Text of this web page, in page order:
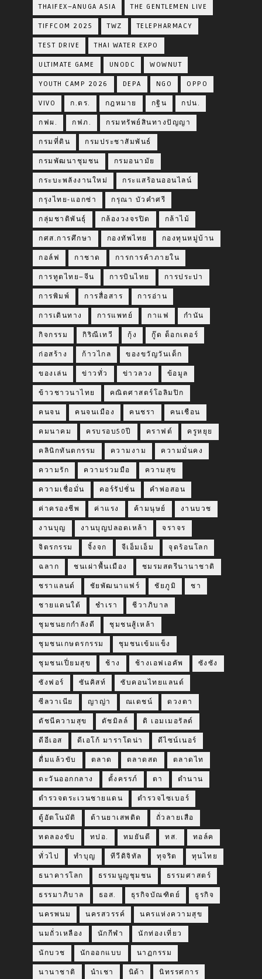
THAIFEX–ANUGA ASIA THE GENTLEMEN LIVE
TIFFCOM 2025 TWZ TELEPHARMACY
TEST DRIVE THAI WATER EXPO
ULTIMATE GAME UNODC WOWNUT
YOUTH CAMP 2026 DEPA NGO OPPO
VIVO ก.ตร. กฎหมาย กฐิน กปน.
กฟผ. กฟภ. กรมทรัพย์สินทางปัญญา
กรมที่ดิน กรมประชาสัมพันธ์
กรมพัฒนาชุมชน กรมอนามัย
กระบะพลังงานใหม่ กระแสร้อนออนไลน์
กรุงไทย-แอกซ่า กรุณา บัวคำศรี
กลุ่มชาติพันธุ์ กล้องวงจรปิด กล้าไม้
กศส.การศึกษา กองทัพไทย กองทุนหมู่บ้าน
กอล์ฟ กาชาด การการค้าภายใน
การทูตไทย–จีน การบินไทย การประปา
การพิมพ์ การสื่อสาร การอ่าน
การเดินทาง การแพทย์ กาแฟ กำนัน
กิจกรรม กิริณีเทวี กุ้ง กู๊ด ด็อกเตอร์
ก่อสร้าง ก้าวไกล ของขวัญวันเด็ก
ของเล่น ข่าวทั่ว ข่าวลวง ข้อมูล
ข้าวชาวนาไทย คณิตศาสตร์โอลิมปิก
คนจน คนจนเมือง คนชรา คนเชือน
คมนาคม ครบรอบ50ปี คราฟต์ ครูหยุย
คลินิกทันตกรรม ความงาม ความมั่นคง
ความรัก ความร่วมมือ ความสุข
ความเชื่อมั่น คอร์รัปชั่น คำพ่อสอน
ค่าครองชีพ ค่าแรง ค้ามนุษย์ งานบวช
งานบุญ งานบุญปลอดเหล้า จราจร
จิตรกรรม จิ้งจก จีเอ็มเอ็ม จุดร้อนโลก
ฉลาก ชนเผ่าพื้นเมือง ชมรมสตรีนานาชาติ
ชราแลนด์ ชัยพัฒนาแฟร์ ชัยภูมิ ชา
ชายแดนใต้ ชำเรา ชีวาภิบาล
ชุมชนยกกำลังดี ชุมชนสู้เหล้า
ชุมชนเกษตรกรรม ชุมชนเข้มแข็ง
ชุมชนเปี่ยมสุข ช้าง ช้างเอฟเอคัพ ซังซัง
ซังฟอร์ ซันคิสท์ ซับคอนไทยแลนด์
ซีลวาเนีย ญาญ่า ณเดชน์ ดวงตา
ดัชนีความสุข ดัชมิลล์ ดิ เอมเมอรัลด์
ดีอีเอส ดีเอโก้ มาราโดน่า ดีไซน์เนอร์
ดื่มแล้วขับ ตลาด ตลาดสด ตลาดไท
ตะวันออกกลาง ตั้งครรภ์ ตา ตำนาน
ตำรวจตระเวนชายแดน ตำรวจไซเบอร์
ตู้อัตโนมัติ ต้านยาเสพติด ถั่วลายเสือ
ทดลองขับ ทปอ. ทมยันตี ทส. ทอล์ค
ทั่วไป ทำบุญ ทีวีดิจิทัล ทุจริต ทุนไทย
ธนาคารโลก ธรรมนูญชุมชน ธรรมศาสตร์
ธรรมาภิบาล ธอส. ธุรกิจบัณฑิตย์ ธูรกิจ
นครพนม นครสวรรค์ นครแห่งความสุข
นมถั่วเหลือง นักกีฬา นักท่องเที่ยว
นักบวช นักออกแบบ นาฏกรรม
นานาชาติ นำเชา นิด้า นิทรรศการ